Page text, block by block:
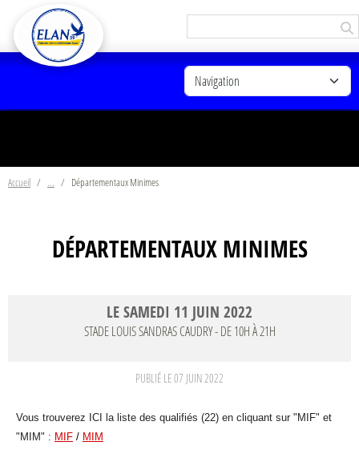
Accueil Départementaux Minimes
DÉPARTEMENTAUX MINIMES
LESAMEDI 11 JUIN 2022
STADE LOUIS SANDRAS CAUDRY- DE 10H À 21H
PUBLIÉ LE07 JUIN 2022
Vous trouverez ICI la liste des qualifiés (22) en cliquant sur "MIF" et
"MIM" : MIF / MIM
Panneau de gestion des cookies